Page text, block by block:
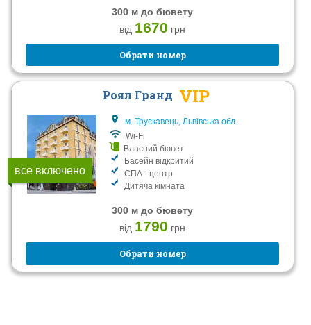
300 м до бювету
від 1670 грн
Обрати номер
все включено
Роял Гранд VIP
м. Трускавець, Львівська обл.
Wi-Fi
Власний бювет
Басейн відкритий
СПА - центр
Дитяча кімната
300 м до бювету
від 1790 грн
Обрати номер